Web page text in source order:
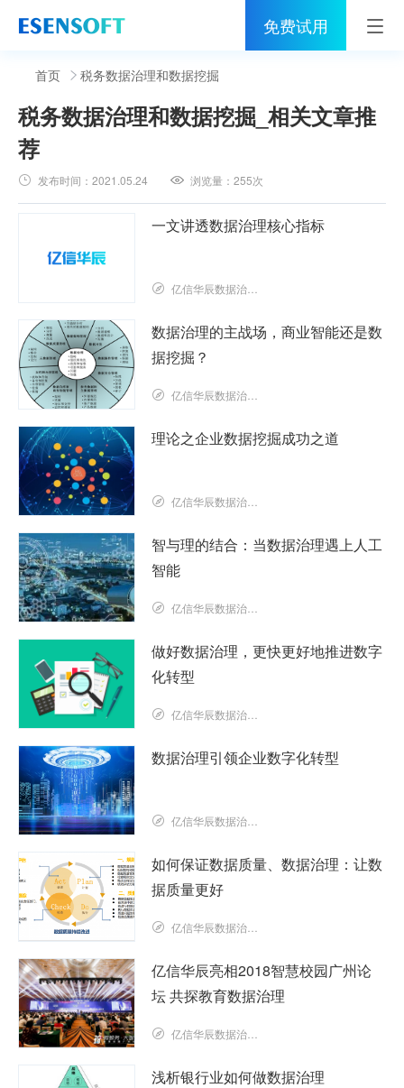
免费试用
首页
睿治
解决方案
伙伴
关于亿信
400-0011-866
首页 税务数据治理和数据挖掘
税务数据治理和数据挖掘 _相关文章推
荐
发布时间：2021.05.24 浏览量：255次
一文讲透数据治理核心指标
亿信华辰数据治理研究院
数据治理的主战场，商业智能还是数
据挖掘？
亿信华辰数据治理研究院
理论之企业数据挖掘成功之道
亿信华辰数据治理研究院
智与理的结合：当数据治理遇上人工
智能
亿信华辰数据治理研究院
做好数据治理，更快更好地推进数字
化转型
亿信华辰数据治理研究院
数据治理引领企业数字化转型
亿信华辰数据治理研究院
如何保证数据质量、数据治理：让数
据质量更好
亿信华辰数据治理研究院
亿信华辰亮相2018智慧校园广州论
坛 共探教育数据治理
亿信华辰数据治理研究院
浅析银行业如何做数据治理